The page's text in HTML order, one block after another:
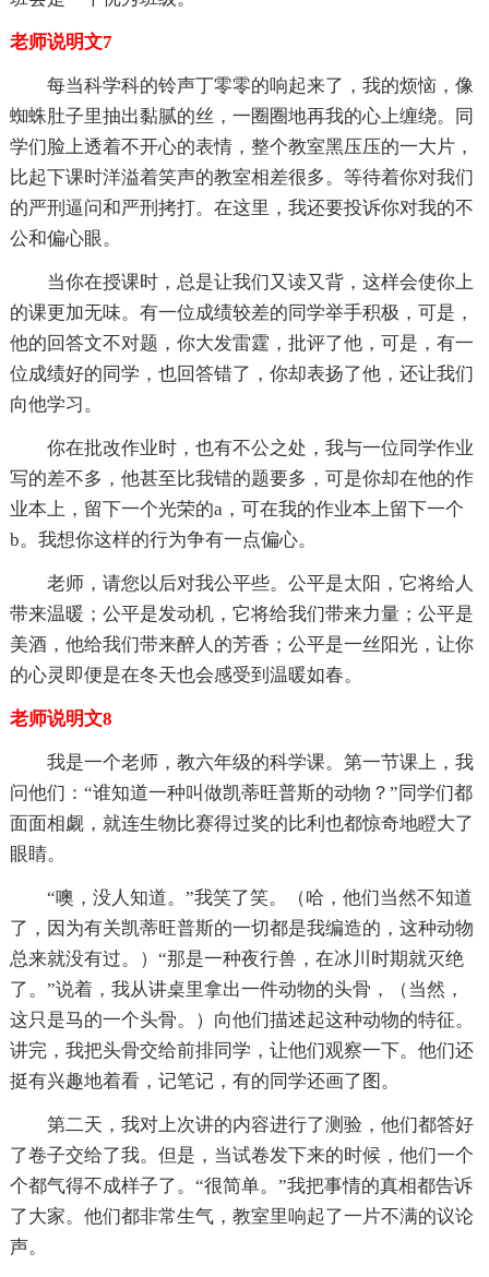
老师说明文7
每当科学科的铃声丁零零的响起来了，我的烦恼，像
蜘蛛肚子里抽出黏腻的丝，一圈圈地再我的心上缠绕。同
学们脸上透着不开心的表情，整个教室黑压压的一大片，
比起下课时洋溢着笑声的教室相差很多。等待着你对我们
的严刑逼问和严刑拷打。在这里，我还要投诉你对我的不
公和偏心眼。
当你在授课时，总是让我们又读又背，这样会使你上
的课更加无味。有一位成绩较差的同学举手积极，可是，
他的回答文不对题，你大发雷霆，批评了他，可是，有一
位成绩好的同学，也回答错了，你却表扬了他，还让我们
向他学习。
你在批改作业时，也有不公之处，我与一位同学作业
写的差不多，他甚至比我错的题要多，可是你却在他的作
业本上，留下一个光荣的a，可在我的作业本上留下一个
b。我想你这样的行为争有一点偏心。
老师，请您以后对我公平些。公平是太阳，它将给人
带来温暖；公平是发动机，它将给我们带来力量；公平是
美酒，他给我们带来醉人的芳香；公平是一丝阳光，让你
的心灵即便是在冬天也会感受到温暖如春。
老师说明文8
我是一个老师，教六年级的科学课。第一节课上，我
问他们：“谁知道一种叫做凯蒂旺普斯的动物？”同学们都
面面相觑，就连生物比赛得过奖的比利也都惊奇地瞪大了
眼睛。
“噢，没人知道。”我笑了笑。（哈，他们当然不知道
了，因为有关凯蒂旺普斯的一切都是我编造的，这种动物
总来就没有过。）“那是一种夜行兽，在冰川时期就灭绝
了。”说着，我从讲桌里拿出一件动物的头骨，（当然，
这只是马的一个头骨。）向他们描述起这种动物的特征。
讲完，我把头骨交给前排同学，让他们观察一下。他们还
挺有兴趣地着看，记笔记，有的同学还画了图。
第二天，我对上次讲的内容进行了测验，他们都答好
了卷子交给了我。但是，当试卷发下来的时候，他们一个
个都气得不成样子了。“很简单。”我把事情的真相都告诉
了大家。他们都非常生气，教室里响起了一片不满的议论
声。